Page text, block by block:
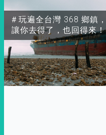
＃玩遍全台灣 368 鄉鎮，
讓你去得了，也回得來！